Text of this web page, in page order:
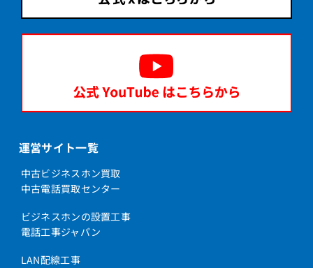
運営サイト一覧
中古ビジネスホン買取
中古電話買取センター
ビジネスホンの設置工事
電話工事ジャパン
LAN配線工事